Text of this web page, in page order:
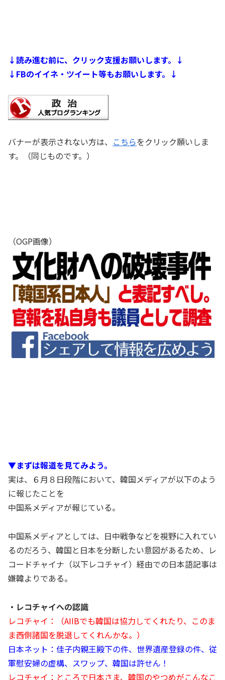
↓読み進む前に、クリック支援お願いします。↓
↓FBのイイネ・ツイート等もお願いします。↓
バナーが表示されない方は、 こちらをクリック願いしま
す。（同じものです。）
（OGP画像）
▼まずは報道を見てみよう。
実は、６月８日段階において、韓国メディアが以下のよう
に報じたことを
中国系メディアが報じている。
中国系メディアとしては、日中戦争などを視野に入れてい
るのだろう、韓国と日本を分断したい意図があるため、レ
コードチャイナ（以下レコチャイ）経由での日本語記事は
嫌韓よりである。
・レコチャイへの認識
レコチャイ：（AIIBでも韓国は協力してくれたり、このま
ま西側諸国を脱退してくれんかな。）
日本ネット：佳子内親王殿下の件、世界遺産登録の件、従
軍慰安婦の虚構、スワップ、韓国は許せん！
レコチャイ：ところで日本さま、韓国のやつめがこんなこ